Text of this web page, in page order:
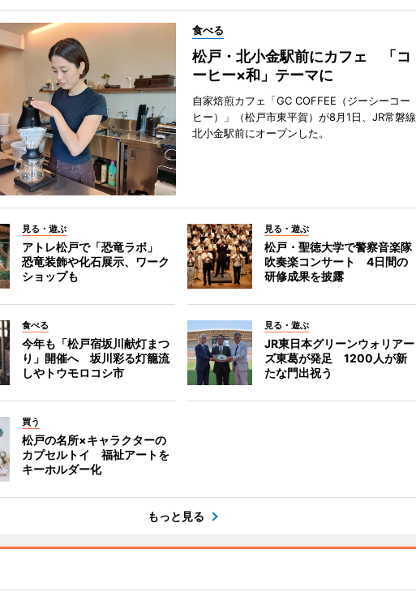
食べる
松戸・北小金駅前にカフェ 「コ
ーヒー×和」テーマに
自家焙煎カフェ「GC COFFEE（ジーシーコー
ヒー）」（松戸市東平賀）が8月1日、JR常磐線
北小金駅前にオープンした。
見る・遊ぶ
アトレ松戸で「恐竜ラボ」
恐竜装飾や化石展示、ワーク
ショップも
見る・遊ぶ
松戸・聖徳大学で警察音楽隊
吹奏楽コンサート 4日間の
研修成果を披露
食べる
今年も「松戸宿坂川献灯まつ
り」開催へ 坂川彩る灯籠流
しやトウモロコシ市
見る・遊ぶ
JR東日本グリーンウォリアー
ズ東葛が発足 1200人が新
たな門出祝う
買う
松戸の名所×キャラクターの
カプセルトイ 福祉アートを
キーホルダー化
もっと見る